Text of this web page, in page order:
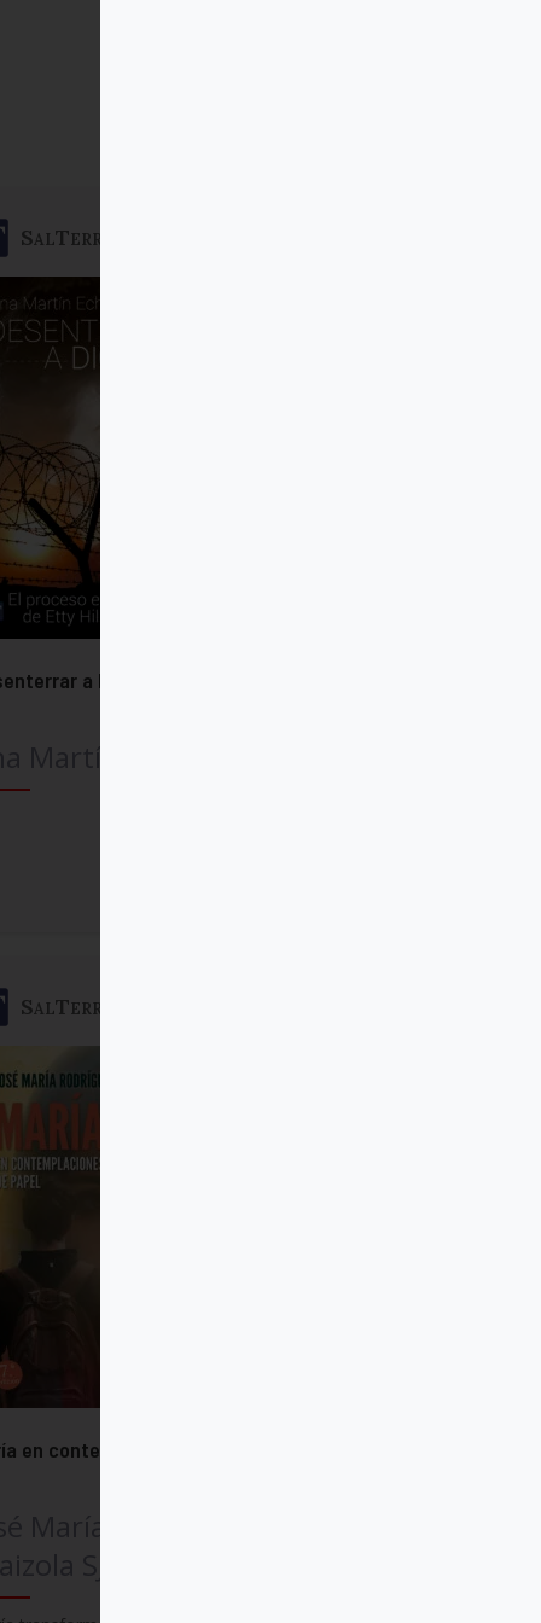
SalTerrae
a Dios
SalTerrae
en contemplaciones de papel